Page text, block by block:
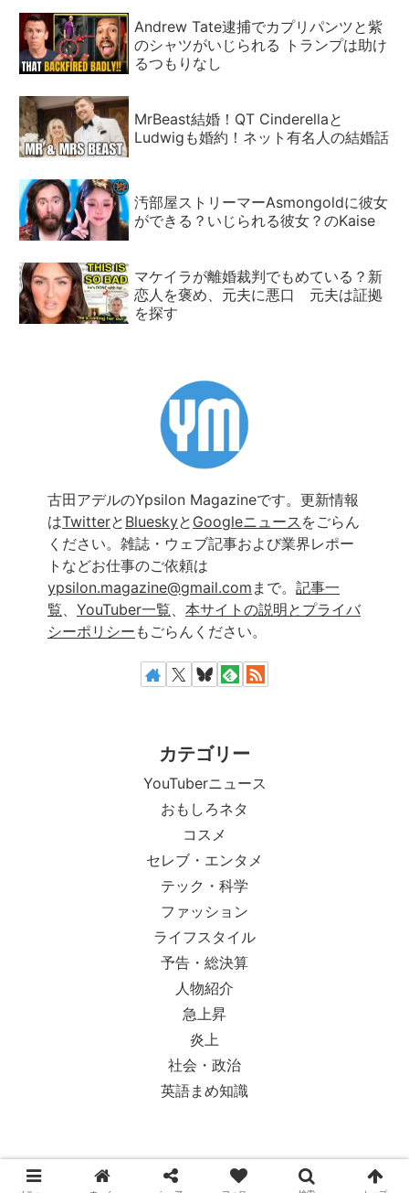
Andrew Tate逮捕でカプリパンツと紫
のシャツがいじられる トランプは助け
るつもりなし
MrBeast結婚！QT Cinderellaと
Ludwigも婚約！ネット有名人の結婚話
汚部屋ストリーマーAsmongoldに彼女
ができる？いじられる彼女？のKaise
マケイラが離婚裁判でもめている？新
恋人を褒め、元夫に悪口 元夫は証拠
を探す
古田アデルのYpsilon Magazineです。更新情報
はTwitterと Blueskyと Googleニュース をごらん
ください。雑誌・ウェブ記事および業界レポー
トなどお仕事のご依頼は
ypsilon.magazine@gmail.com まで。 記事一
覧、 YouTuber一覧、 本サイトの説明とプライバ
シーポリシー もごらんください。
カテゴリー
YouTuberニュース
おもしろネタ
コスメ
セレブ・エンタメ
テック・科学
ファッション
ライフスタイル
予告・総決算
人物紹介
急上昇
炎上
社会・政治
英語まめ知識
© 2018-2026 Ypsilon Magazine.